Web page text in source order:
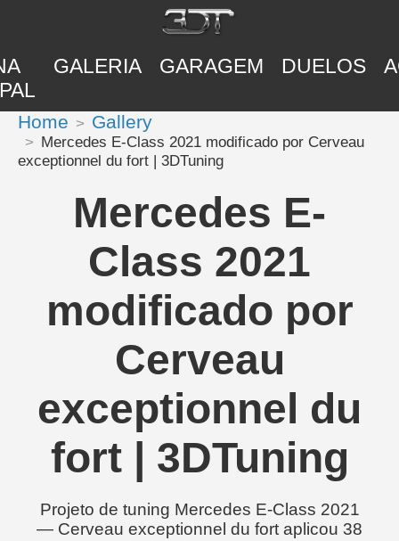
GALERIA GARAGEM DUELOS
Home Gallery
Mercedes E-Class 2021 modificado por Cerveau
exceptionnel du fort | 3DTuning
Mercedes E-
Class 2021
modificado por
Cerveau
exceptionnel du
fort | 3DTuning
Projeto de tuning Mercedes E-Class 2021
— Cerveau exceptionnel du fort aplicou 38